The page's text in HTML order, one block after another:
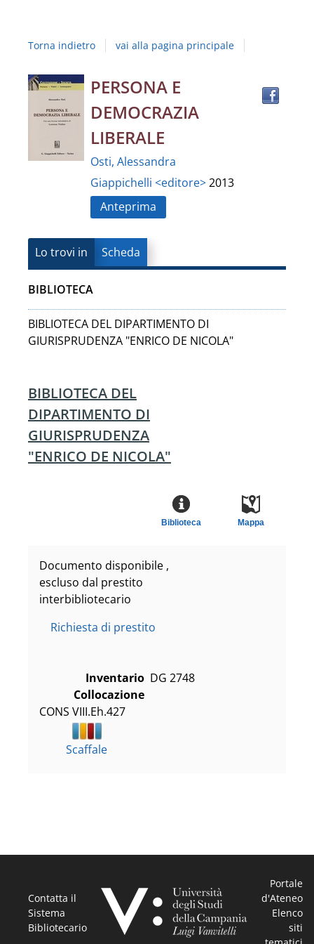
Campania
Vanvitelli"
Torna indietro vai alla pagina principale
Dettaglio
del
documento
PERSONA E
DEMOCRAZIA
LIBERALE
Osti, Alessandra
Giappichelli <editore>2013
Anteprima
Lo trovi in Scheda
BIBLIOTECA
BIBLIOTECA DEL DIPARTIMENTO DI
GIURISPRUDENZA "ENRICO DE NICOLA"
BIBLIOTECA DEL
DIPARTIMENTO DI
GIURISPRUDENZA
"ENRICO DE NICOLA"
Mappa
Biblioteca
Documento disponibile ,
escluso dal prestito
interbibliotecario
Richiesta di prestito
Inventario DG 2748
Collocazione
CONS VIII.Eh.427
Scaffale
Contatta il
Sistema
Bibliotecario
Portale
d'Ateneo
Elenco
siti